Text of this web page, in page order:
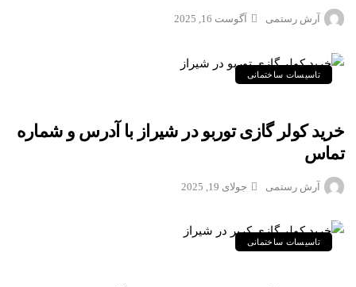
آرش رستمی آگوست 16, 2025
تاسیسات ساختمانی
خرید کولر گازی توربو در شیراز با آدرس و شماره
تماس
آرش رستمی جولای 19, 2025
تاسیسات ساختمانی